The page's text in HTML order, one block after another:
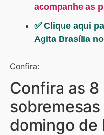
acompanhe as
✅ Clique aqui
Agita Brasília
Confira:
Confira as
sobremesas
domingo de